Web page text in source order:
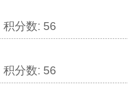
积分数: 56
积分数: 56